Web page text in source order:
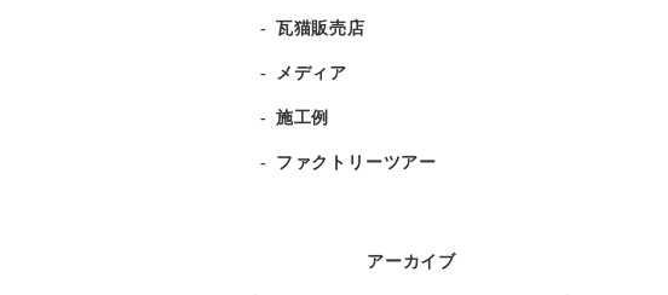
瓦猫販売店
メディア
施工例
ファクトリーツアー
アーカイブ